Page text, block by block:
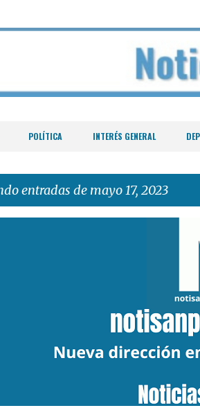
POLÍTICA INTERÉS GENERAL
entradas de mayo 17, 2023